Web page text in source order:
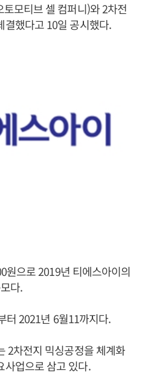
모티브 셀 컴퍼니)와 2차전
결했다고 10일 공시했다.
원으로 2019년 티에스아이의
다.
터 2021년 6월11까지다.
2차전지 믹싱공정을 체계화
사업으로 삼고 있다.